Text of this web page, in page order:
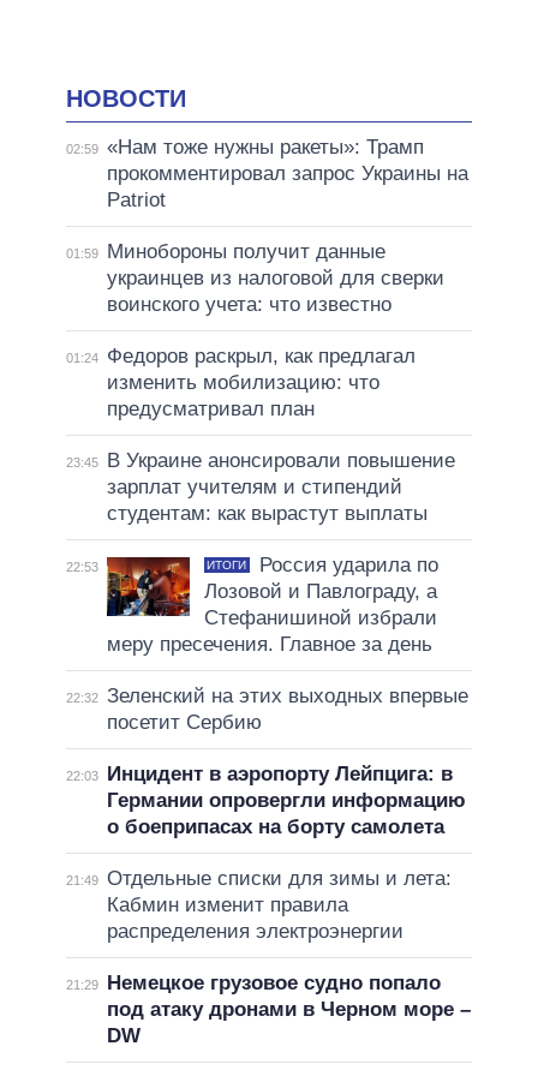
НОВОСТИ
02:59 «Нам тоже нужны ракеты»: Трамп
прокомментировал запрос Украины на
Patriot
01:59
Минобороны получит данные
украинцев из налоговой для сверки
воинского учета: что известно
01:24
Федоров раскрыл, как предлагал
изменить мобилизацию: что
предусматривал план
23:45
В Украине анонсировали повышение
зарплат учителям и стипендий
студентам: как вырастут выплаты
22:53 ИТОГИ
Россия ударила по
Лозовой и Павлограду, а
Стефанишиной избрали
меру пресечения. Главное за день
22:32 Зеленский на этих выходных впервые
посетит Сербию
22:03
Инцидент в аэропорту Лейпцига: в
Германии опровергли информацию
о боеприпасах на борту самолета
21:49 Отдельные списки для зимы и лета:
Кабмин изменит правила
распределения электроэнергии
21:29
Немецкое грузовое судно попало
под атаку дронами в Черном море –
DW